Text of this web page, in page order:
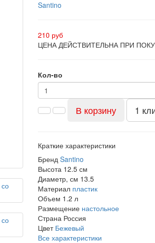
Santino
210 руб
ЦЕНА ДЕЙСТВИТЕЛЬНА ПРИ
Кол-во
В корзину 1
Краткие характеристики
Бренд Santino
Высота 12.5 см
Диаметр, см 13.5
Материал пластик
Объем 1.2 л
Размещение настольное
Страна Россия
Цвет Бежевый
Все характеристики